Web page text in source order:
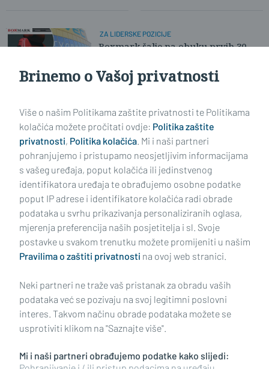
ZA LIDERSKE POZICIJE
Boxmark šalje na obuku prvih 30
Šivat će kožne presvlake za Porsche,
Audi i Mercedes
Impressum Uvjeti korištenja Politika privatnosti
Politika kolačića Kontakt Pritužbe Suradnici
Oglašavanje
RUBRIKE
BRODSKO-POSAVSKA ŽUPANIJA
Brinemo o Vašoj privatnosti
Više o našim Politikama zaštite privatnosti te Politikama
kolačića možete pročitati ovdje: Politika zaštite
privatnosti, Politika kolačića. Mi i naši partneri
pohranjujemo i pristupamo neosjetljivim informacijama
s vašeg uređaja, poput kolačića ili jedinstvenog
identifikatora uređaja te obrađujemo osobne podatke
poput IP adrese i identifikatore kolačića radi obrade
podataka u svrhu prikazivanja personaliziranih oglasa,
mjerenja preferencija naših posjetitelja i sl. Svoje
postavke u svakom trenutku možete promijeniti u našim
Pravilima o zaštiti privatnosti na ovoj web stranici.
Neki partneri ne traže vaš pristanak za obradu vaših
podataka već se pozivaju na svoj legitimni poslovni
interes. Takvom načinu obrade podataka možete se
usprotiviti klikom na "Saznajte više".
Mi i naši partneri obrađujemo podatke kako slijedi: